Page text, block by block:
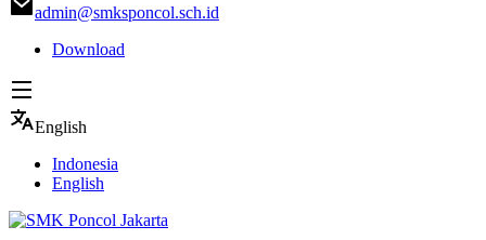
admin@smksponcol.sch.id
Download
English
Indonesia
English